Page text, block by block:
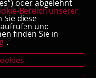
oder abgelehnt
Bereich unserer
Sie diese
und
finden Sie in
.